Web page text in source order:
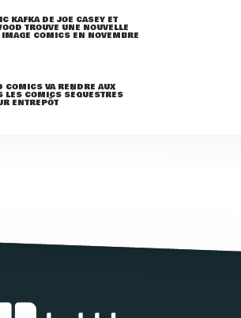
KAFKA DE JOE CASEY ET
TROUVE UNE NOUVELLE
COMICS EN NOVEMBRE
COMICS VA RENDRE AUX
LES COMICS SÉQUESTRÉS
ENTREPÔT